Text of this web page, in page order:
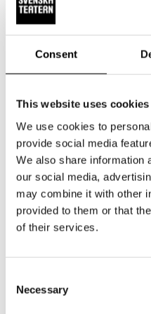
Consent
This website uses cookies
We use cookies to
provide social media
We also share information
our social media,
may combine it with other
provided to them or that
of their services.
Selection
Necessary
Sitt livs roll
Riko Eklundh hoppas att så
Han har fått idel beröm av